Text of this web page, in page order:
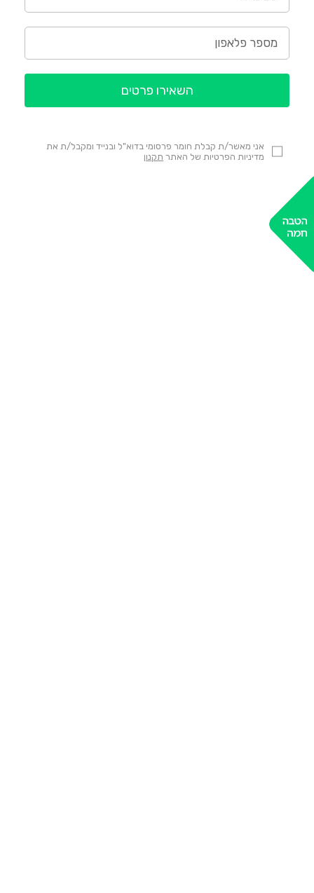
אני מאשר/ת קבלת חומר פרסומי בדוא"ל ובנייד ומקבל/ת את
מדיניות הפרטיות של האתר תקנון
השאירו פרטים